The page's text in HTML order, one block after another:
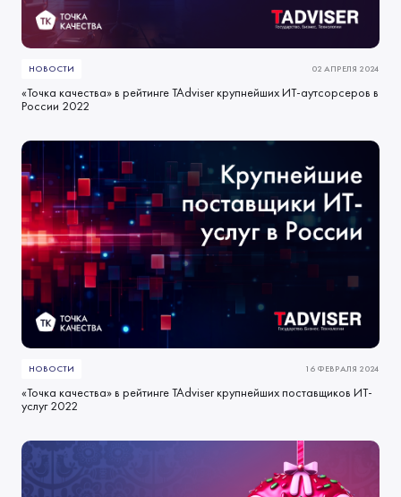
НОВОСТИ 02 АПРЕЛЯ 2024
«Точка качества» в рейтинге TAdviser крупнейших ИТ-аутсорсеров в
России 2022
НОВОСТИ 16 ФЕВРАЛЯ 2024
«Точка качества» в рейтинге TAdviser крупнейших поставщиков ИТ-
услуг 2022